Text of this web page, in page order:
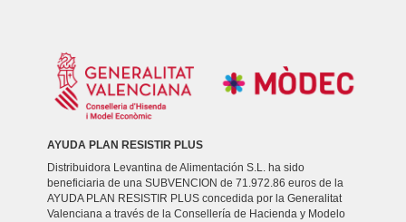
AYUDA PLAN RESISTIR PLUS
Distribuidora Levantina de Alimentación S.L. ha sido
beneficiaria de una SUBVENCION de 71.972.86 euros de la
AYUDA PLAN RESISTIR PLUS concedida por la Generalitat
Valenciana a través de la Consellería de Hacienda y Modelo